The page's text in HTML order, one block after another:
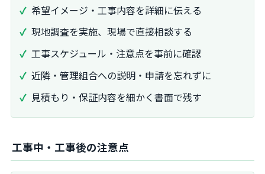
希望イメージ・工事内容を詳細に伝える
現地調査を実施、現場で直接相談する
工事スケジュール・注意点を事前に確認
近隣・管理組合への説明・申請を忘れずに
見積もり・保証内容を細かく書面で残す
工事中・工事後の注意点